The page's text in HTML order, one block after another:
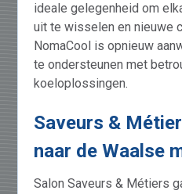
ideale gelegenheid om
uit te wisselen en nieuwe
NomaCool is opnieuw
te ondersteunen met
koeloplossingen.
Saveurs &
naar de Waalse
Salon Saveurs & Métiers